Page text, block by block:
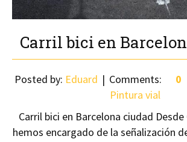
Carril bici en
Posted by: Eduard Comments: 0
Pintura vial
Carril bici en Barcelona ciudad Desde
hemos encargado de la señalización